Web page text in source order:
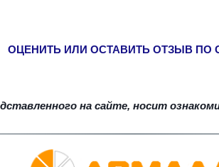
ОЦЕНИТЬ ИЛИ ОСТАВИТЬ ОТЗЫВ ПО
на сайте, носит